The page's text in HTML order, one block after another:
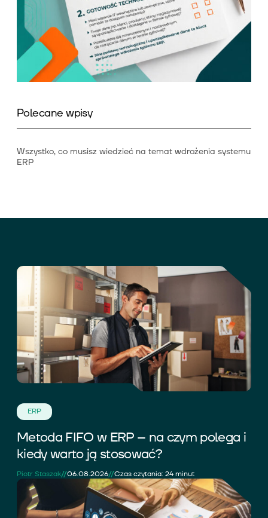
Polecane wpisy
Wszystko, co musisz wiedzieć na temat wdrożenia systemu
ERP
ERP
Metoda FIFO w ERP – na czym polega i
kiedy warto ją stosować?
Piotr Staszak//06.08.2026//Czas czytania: 24 minut